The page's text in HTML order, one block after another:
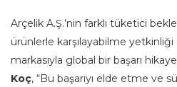
Arçelik A.Ş.’nin farklı tüketici
ürünlerle karşılayabilme
markasıyla global bir başarı
Koç, “Bu başarıyı elde etme ve